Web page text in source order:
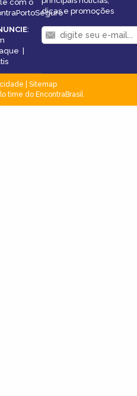
com o
:
dicas e promoções
Sitemap
time do EncontraBrasil